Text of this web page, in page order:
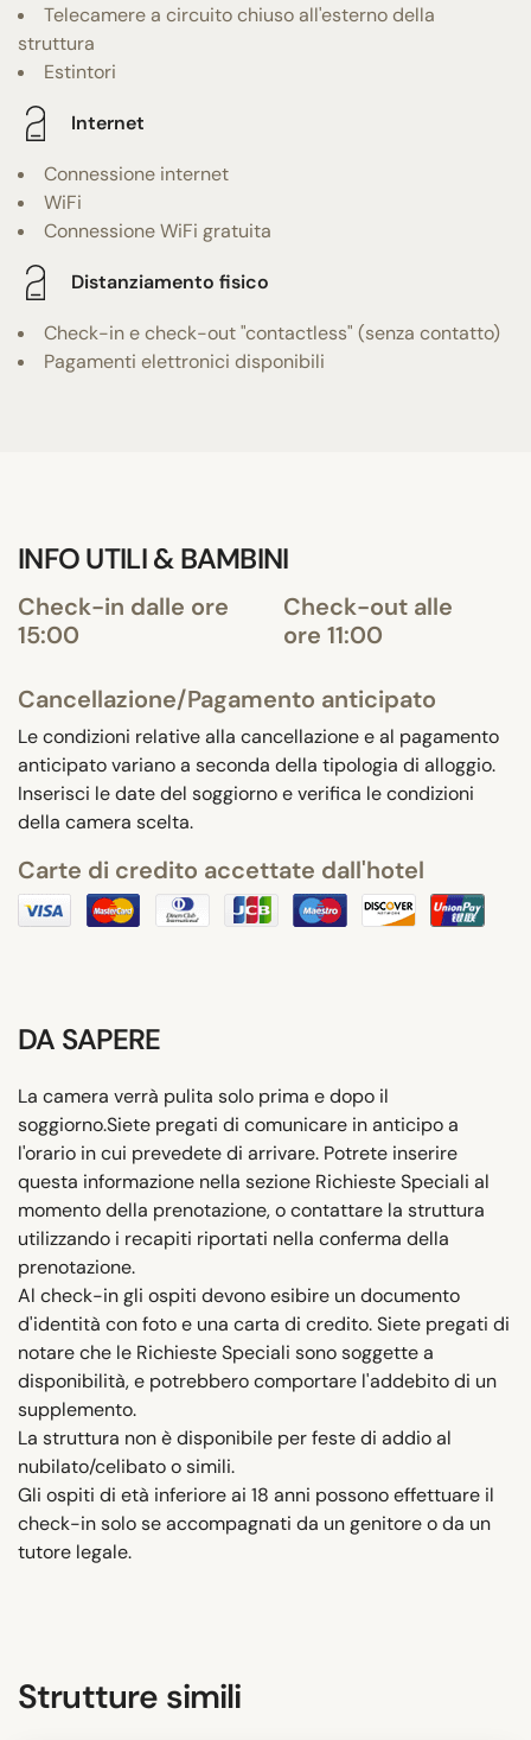
Telecamere a circuito chiuso all'esterno della
struttura
Estintori
Internet
Connessione internet
WiFi
Connessione WiFi gratuita
Distanziamento fisico
Check-in e check-out "contactless" (senza contatto)
Pagamenti elettronici disponibili
INFO UTILI & BAMBINI
Check-in dalle ore
15:00
Check-out alle
ore 11:00
Cancellazione/Pagamento anticipato
Le condizioni relative alla cancellazione e al pagamento
anticipato variano a seconda della tipologia di alloggio.
Inserisci le date del soggiorno e verifica le condizioni
della camera scelta.
Carte di credito accettate dall'hotel
DA SAPERE
La camera verrà pulita solo prima e dopo il
soggiorno.Siete pregati di comunicare in anticipo a
l'orario in cui prevedete di arrivare. Potrete inserire
questa informazione nella sezione Richieste Speciali al
momento della prenotazione, o contattare la struttura
utilizzando i recapiti riportati nella conferma della
prenotazione.
Al check-in gli ospiti devono esibire un documento
d'identità con foto e una carta di credito. Siete pregati di
notare che le Richieste Speciali sono soggette a
disponibilità, e potrebbero comportare l'addebito di un
supplemento.
La struttura non è disponibile per feste di addio al
nubilato/celibato o simili.
Gli ospiti di età inferiore ai 18 anni possono effettuare il
check-in solo se accompagnati da un genitore o da un
tutore legale.
Strutture simili